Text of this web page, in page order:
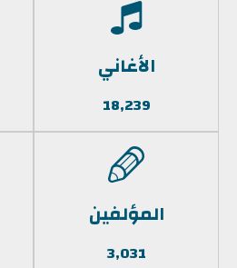
الأغاني
18,239
المؤلفين
3,031